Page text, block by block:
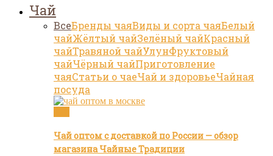
Чай
ВсеБренды чаяВиды и сорта чаяБелый
чайЖёлтый чайЗелёный чайКрасный
чайТравяной чайУлунФруктовый
чайЧёрный чайПриготовление
чаяСтатьи о чаеЧай и здоровьеЧайная
посуда
Чай оптом с доставкой по России — обзор
магазина Чайные Традиции